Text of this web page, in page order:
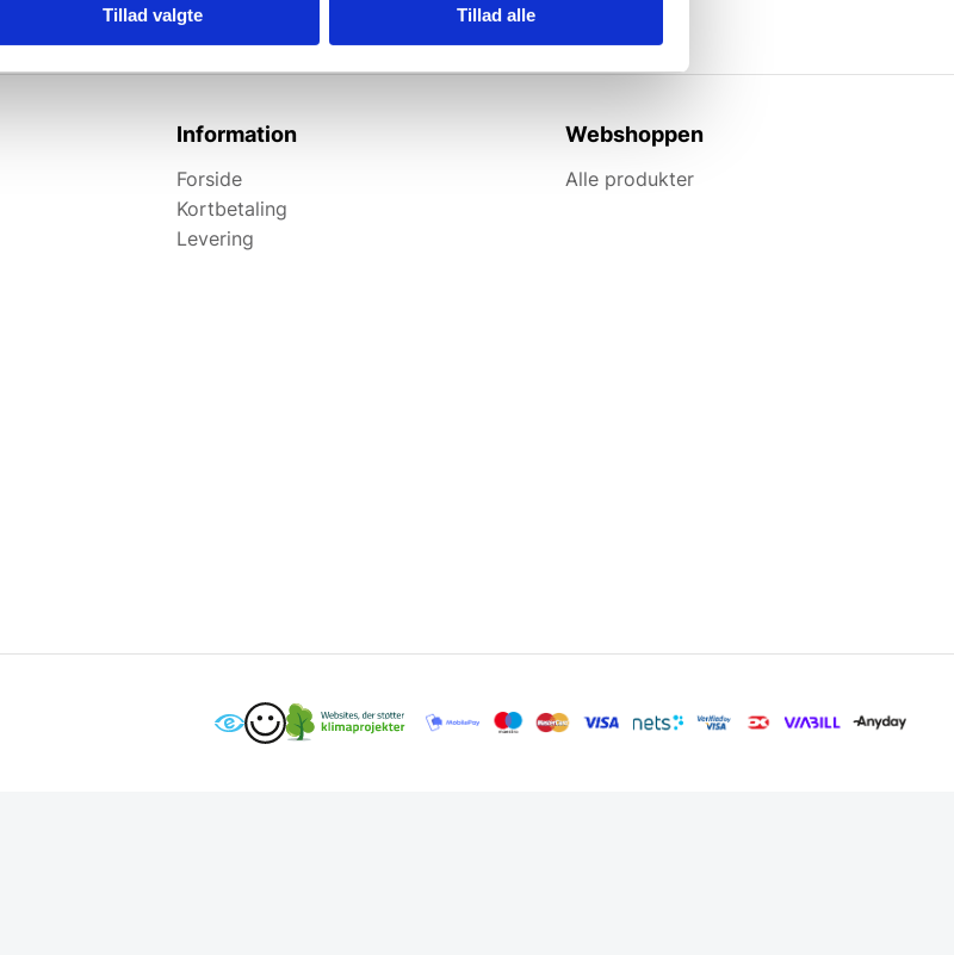
Tillad valgte Tillad alle
Information
Forside
Kortbetaling
Levering
Webshoppen
Alle produkter